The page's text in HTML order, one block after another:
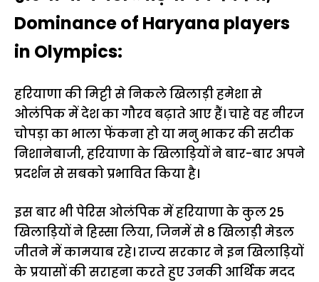
Dominance of Haryana players
in Olympics:
हरियाणा की मिट्टी से निकले खिलाड़ी हमेशा से
ओलंपिक में देश का गौरव बढ़ाते आए हैं। चाहे वह नीरज
चोपड़ा का भाला फेंकना हो या मनु भाकर की सटीक
निशानेबाजी, हरियाणा के खिलाड़ियों ने बार-बार अपने
प्रदर्शन से सबको प्रभावित किया है।
इस बार भी पेरिस ओलंपिक में हरियाणा के कुल 25
खिलाड़ियों ने हिस्सा लिया, जिनमें से 8 खिलाड़ी मेडल
जीतने में कामयाब रहे। राज्य सरकार ने इन खिलाड़ियों
के प्रयासों की सराहना करते हुए उनकी आर्थिक मदद